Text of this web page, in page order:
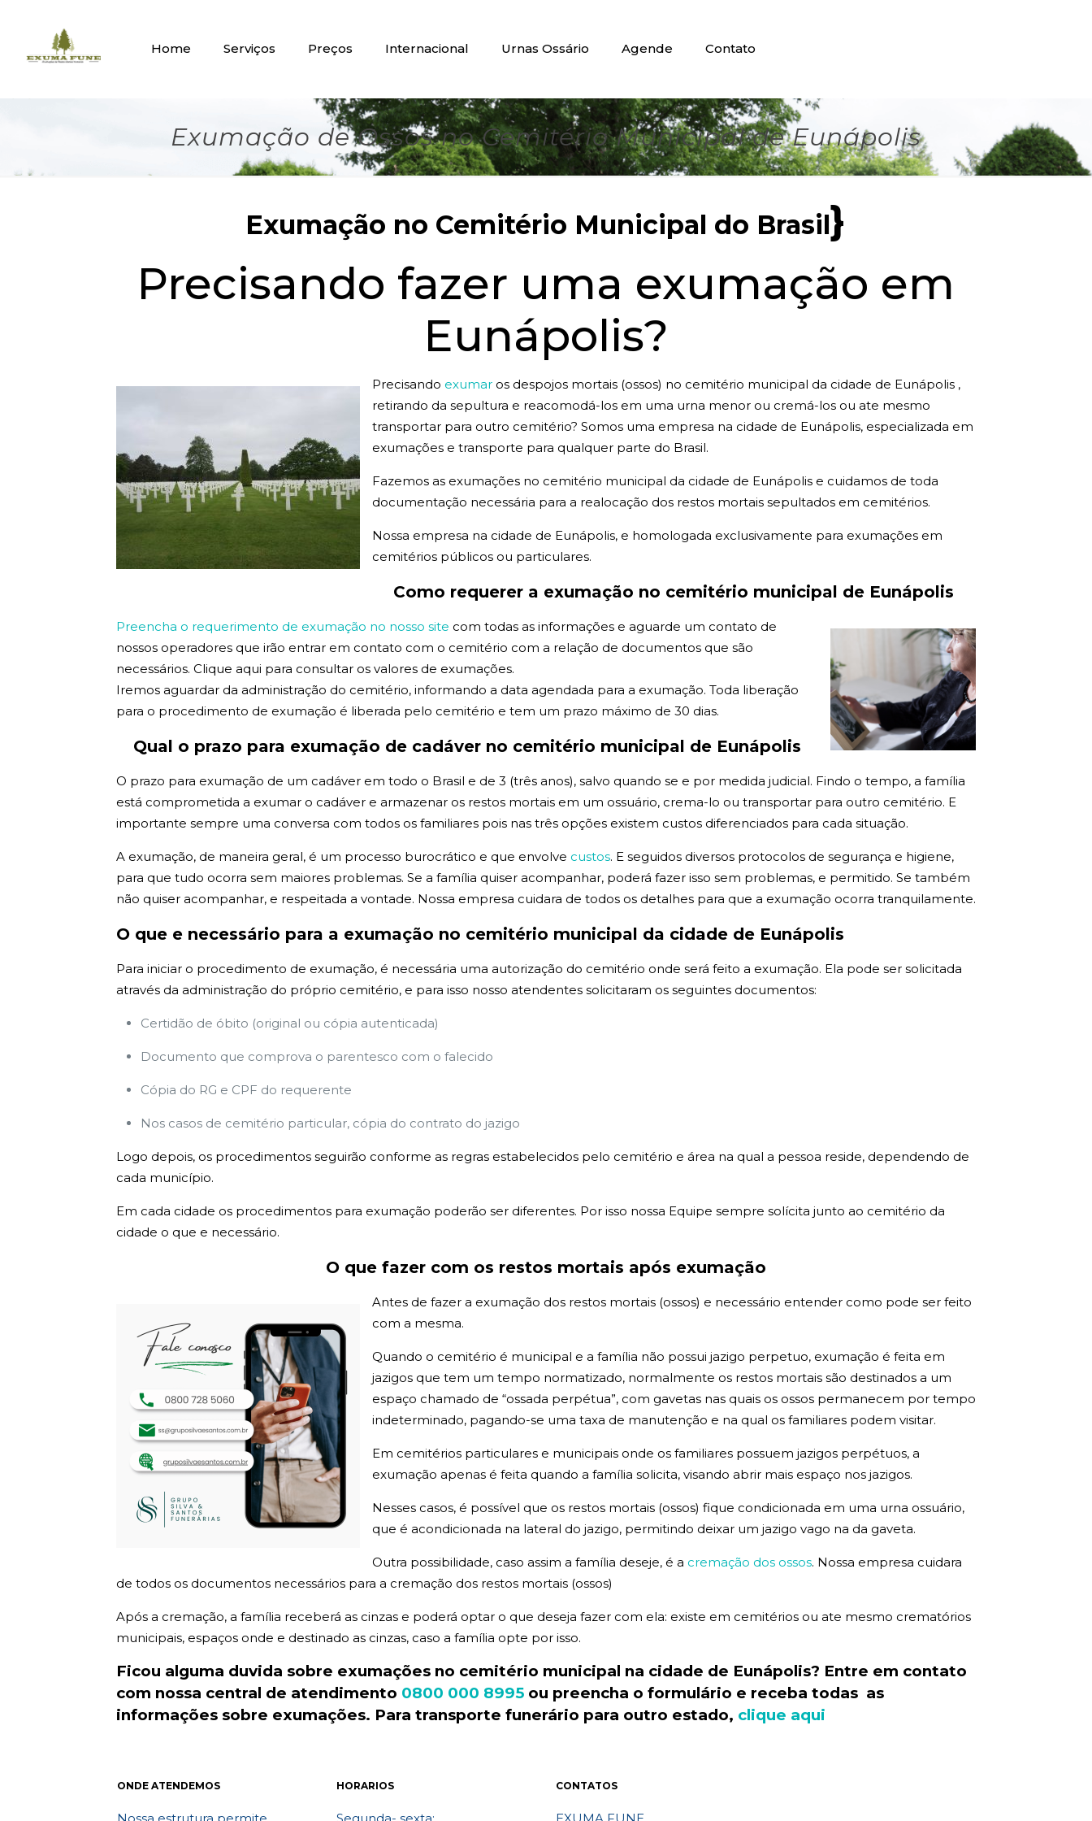
Home Serviços Preços Internacional Urnas Ossário Agende Contato
Exumação de Ossos no Cemitério Municipal de Eunápolis
Exumação no Cemitério Municipal do Brasil}
Precisando fazer uma exumação em
Eunápolis?
Precisando exumaros despojos mortais (ossos) no cemitério municipal da cidade de Eunápolis ,
retirando da sepultura e reacomodá-los em uma urna menor ou cremá-los ou ate mesmo
transportar para outro cemitério? Somos uma empresa na cidade de Eunápolis, especializada em
exumações e transporte para qualquer parte do Brasil.
Fazemos as exumações no cemitério municipal da cidade de Eunápolis e cuidamos de toda
documentação necessária para a realocação dos restos mortais sepultados em cemitérios.
Nossa empresa na cidade de Eunápolis, e homologada exclusivamente para exumações em
cemitérios públicos ou particulares.
Como requerer a exumação no cemitério municipal de Eunápolis
Preencha o requerimento de exumação no nosso site com todas as informações e aguarde um contato de
nossos operadores que irão entrar em contato com o cemitério com a relação de documentos que são
necessários. Clique aqui para consultar os valores de exumações.
Iremos aguardar da administração do cemitério, informando a data agendada para a exumação. Toda liberação
para o procedimento de exumação é liberada pelo cemitério e tem um prazo máximo de 30 dias.
Qual o prazo para exumação de cadáver no cemitério municipal de Eunápolis
O prazo para exumação de um cadáver em todo o Brasil e de 3 (três anos), salvo quando se e por medida judicial. Findo o tempo, a família
está comprometida a exumar o cadáver e armazenar os restos mortais em um ossuário, crema-lo ou transportar para outro cemitério. E
importante sempre uma conversa com todos os familiares pois nas três opções existem custos diferenciados para cada situação.
A exumação, de maneira geral, é um processo burocrático e que envolve custos. E seguidos diversos protocolos de segurança e higiene,
para que tudo ocorra sem maiores problemas. Se a família quiser acompanhar, poderá fazer isso sem problemas, e permitido. Se também
não quiser acompanhar, e respeitada a vontade. Nossa empresa cuidara de todos os detalhes para que a exumação ocorra tranquilamente.
O que e necessário para a exumação no cemitério municipal da cidade de Eunápolis
Para iniciar o procedimento de exumação, é necessária uma autorização do cemitério onde será feito a exumação. Ela pode ser solicitada
através da administração do próprio cemitério, e para isso nosso atendentes solicitaram os seguintes documentos:
Certidão de óbito (original ou cópia autenticada)
Documento que comprova o parentesco com o falecido
Cópia do RG e CPF do requerente
Nos casos de cemitério particular, cópia do contrato do jazigo
Logo depois, os procedimentos seguirão conforme as regras estabelecidos pelo cemitério e área na qual a pessoa reside, dependendo de
cada município.
Em cada cidade os procedimentos para exumação poderão ser diferentes. Por isso nossa Equipe sempre solícita junto ao cemitério da
cidade o que e necessário.
O que fazer com os restos mortais após exumação
Antes de fazer a exumação dos restos mortais (ossos) e necessário entender como pode ser feito
com a mesma.
Quando o cemitério é municipal e a família não possui jazigo perpetuo, exumação é feita em
jazigos que tem um tempo normatizado, normalmente os restos mortais são destinados a um
espaço chamado de “ossada perpétua”, com gavetas nas quais os ossos permanecem por tempo
indeterminado, pagando-se uma taxa de manutenção e na qual os familiares podem visitar.
Em cemitérios particulares e municipais onde os familiares possuem jazigos perpétuos, a
exumação apenas é feita quando a família solicita, visando abrir mais espaço nos jazigos.
Nesses casos, é possível que os restos mortais (ossos) fique condicionada em uma urna ossuário,
que é acondicionada na lateral do jazigo, permitindo deixar um jazigo vago na da gaveta.
Outra possibilidade, caso assim a família deseje, é a cremação dos ossos. Nossa empresa cuidara
de todos os documentos necessários para a cremação dos restos mortais (ossos)
Após a cremação, a família receberá as cinzas e poderá optar o que deseja fazer com ela: existe em cemitérios ou ate mesmo crematórios
municipais, espaços onde e destinado as cinzas, caso a família opte por isso.
Ficou alguma duvida sobre exumações no cemitério municipal na cidade de Eunápolis? Entre em contato
com nossa central de atendimento 0800 000 8995ou preencha o formulário e receba todas as
informações sobre exumações. Para transporte funerário para outro estado, clique aqui
ONDE ATENDEMOS HORARIOS CONTATOS